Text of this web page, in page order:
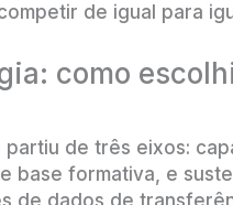
de igual para
como
partiu de três eixos:
base formativa, e